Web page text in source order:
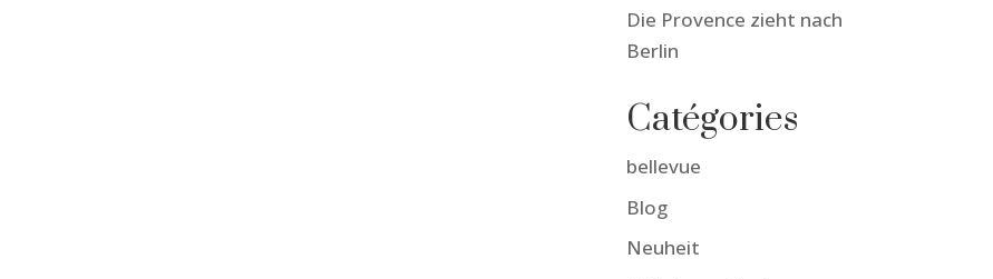
Die Provence zieht nach
Berlin
Catégories
bellevue
Blog
Neuheit